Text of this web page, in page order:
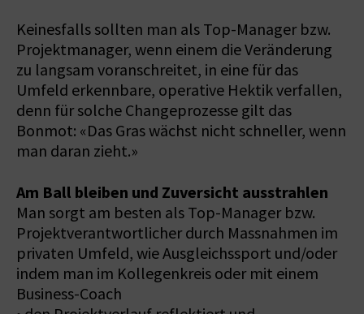
Keinesfalls sollten man als Top-Manager bzw.
Projektmanager, wenn einem die Veränderung
zu langsam voranschreitet, in eine für das
Umfeld erkennbare, operative Hektik verfallen,
denn für solche Changeprozesse gilt das
Bonmot: «Das Gras wächst nicht schneller, wenn
man daran zieht.»
Am Ball bleiben und Zuversicht ausstrahlen
Man sorgt am besten als Top-Manager bzw.
Projektverantwortlicher durch Massnahmen im
privaten Umfeld, wie Ausgleichssport und/oder
indem man im Kollegenkreis oder mit einem
Business-Coach